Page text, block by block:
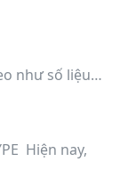
như số liệu…
Hiện nay,